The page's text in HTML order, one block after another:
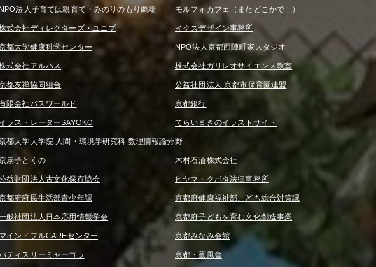
NPO法人子育ては親育て・みのりのもり劇場 モルフォカフェ（またどこかで！）
式会社ディレクターズ・ユニブ イクスデザイン事務所
都大学健康科学センター NPO法人京都西陣町家スタジオ
式会社アルバス 株式会社ガリレオサイエンス教室
都友禅協同組合 公益社団法人 京都市保育園連盟
限会社パスワールド 京都銀行
イラストレーターSAYOKO てらいまきのイラストサイト
都大学大学院 人間・環境学研究科 数理情報論分野
扇子とくの 木村石油株式会社
益財団法人古文化保存協会 ヒヤマ・クボタ法律事務所
都府府民生活部青少年課 京都府健康福祉部こども総合対策課
般社団法人日本応用情報学会 京都府子どもを育む文化創造事業
マインドフルCAREセンター 京都みなみ会館
パティスリーミャーゴラ 京都・薫風舎